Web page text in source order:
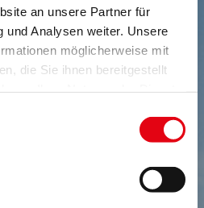
an unsere Partner für
und Analysen weiter. Unsere
möglicherweise mit
die Sie ihnen bereitgestellt